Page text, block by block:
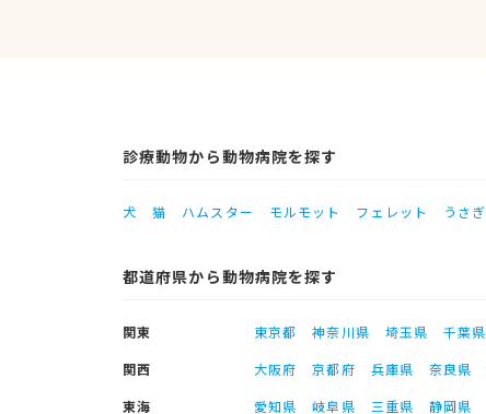
診療動物から動物病院を探す
犬 猫 ハムスター モルモット フェレット うさぎ
都道府県から動物病院を探す
関東 東京都 神奈川県 埼玉県 千葉県
関西
大阪府 京都府 兵庫県 奈良県
東海
愛知県 岐阜県 三重県
静岡県